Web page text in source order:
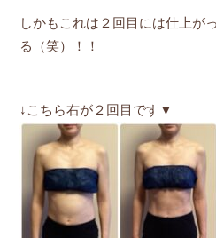
しかもこれは２回目には仕上が
る（笑）！！
↓こちら右が２回目です▼